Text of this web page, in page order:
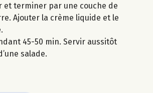
et terminer par une couche de
Ajouter la crème liquide et le
45-50 min. Servir aussitôt
salade.